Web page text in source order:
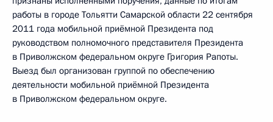
работы в городе Тольятти Самарской области 22 сентября
2011 года мобильной приёмной Президента под
руководством полномочного представителя Президента
в Приволжском федеральном округе Григория Рапоты.
Выезд был организован группой по обеспечению
деятельности мобильной приёмной Президента
в Приволжском федеральном округе.